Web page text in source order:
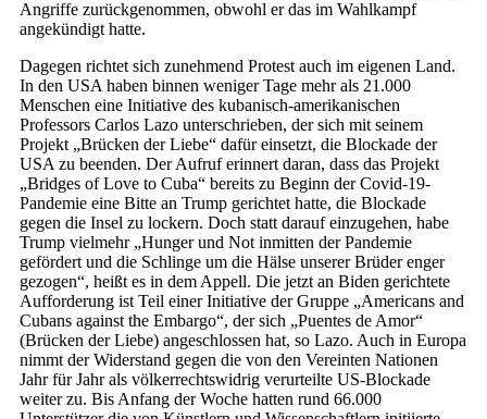
Angriffe zurückgenommen, obwohl er das im Wahlkampf
angekündigt hatte.
Dagegen richtet sich zunehmend Protest auch im eigenen Land.
In den USA haben binnen weniger Tage mehr als 21.000
Menschen eine Initiative des kubanisch-amerikanischen
Professors Carlos Lazo unterschrieben, der sich mit seinem
Projekt „Brücken der Liebe“ dafür einsetzt, die Blockade der
USA zu beenden. Der Aufruf erinnert daran, dass das Projekt
„Bridges of Love to Cuba“ bereits zu Beginn der Covid-19-
Pandemie eine Bitte an Trump gerichtet hatte, die Blockade
gegen die Insel zu lockern. Doch statt darauf einzugehen, habe
Trump vielmehr „Hunger und Not inmitten der Pandemie
gefördert und die Schlinge um die Hälse unserer Brüder enger
gezogen“, heißt es in dem Appell. Die jetzt an Biden gerichtete
Aufforderung ist Teil einer Initiative der Gruppe „Americans and
Cubans against the Embargo“, der sich „Puentes de Amor“
(Brücken der Liebe) angeschlossen hat, so Lazo. Auch in Europa
nimmt der Widerstand gegen die von den Vereinten Nationen
Jahr für Jahr als völkerrechtswidrig verurteilte US-Blockade
weiter zu. Bis Anfang der Woche hatten rund 66.000